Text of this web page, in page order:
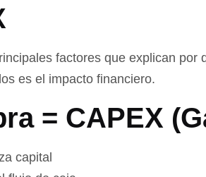
factores que explican por
es el impacto financiero.
= CAPEX
capital